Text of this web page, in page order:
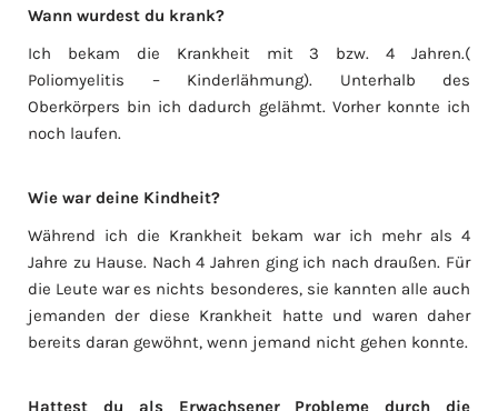
Wann wurdest du krank?
Ich bekam die Krankheit mit 3 bzw. 4 Jahren.(
Poliomyelitis – Kinderlähmung). Unterhalb des
Oberkörpers bin ich dadurch gelähmt. Vorher konnte ich
noch laufen.
Wie war deine Kindheit?
Während ich die Krankheit bekam war ich mehr als 4
Jahre zu Hause. Nach 4 Jahren ging ich nach draußen. Für
die Leute war es nichts besonderes, sie kannten alle auch
jemanden der diese Krankheit hatte und waren daher
bereits daran gewöhnt, wenn jemand nicht gehen konnte.
Hattest du als Erwachsener Probleme durch die